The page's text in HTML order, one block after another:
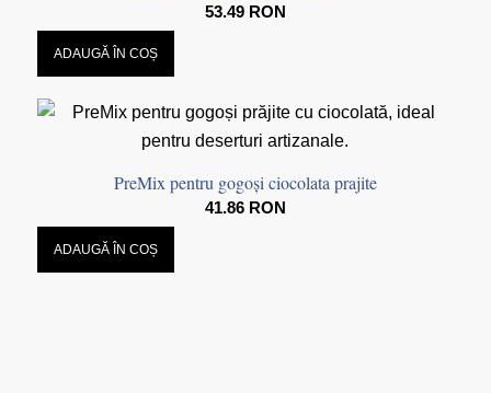
53.49 RON
ADAUGĂ ÎN COȘ
PreMix pentru gogoși ciocolata prajite
41.86 RON
ADAUGĂ ÎN COȘ